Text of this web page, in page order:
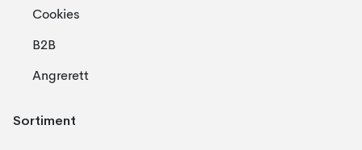
Cookies
B2B
Angrerett
Sortiment